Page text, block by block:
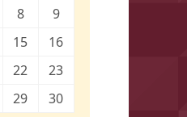
8
9
15
16
22
23
29
30